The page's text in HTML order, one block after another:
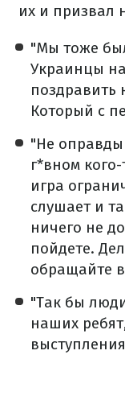
их и призвал
"Мы тоже
Украинцы
поздравить
Который с
"Не
г*вном
игра
слушает и
ничего не
пойдете.
обращайте
"Так бы
наших